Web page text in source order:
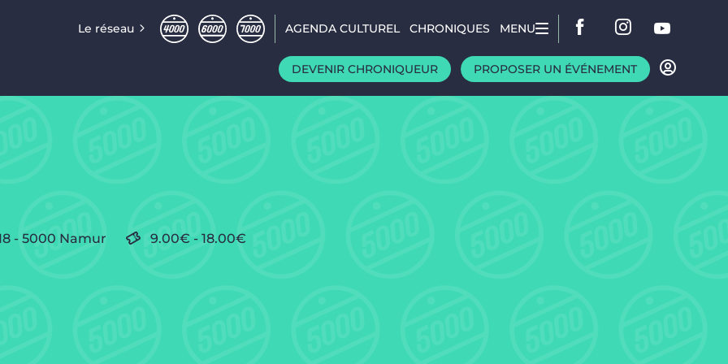
Le réseau AGENDA CULTUREL CHRONIQUES MENU
DEVENIR CHRONIQUEUR PROPOSER UN ÉVÉNEMENT
- 5000 Namur 9.00€ - 18.00€